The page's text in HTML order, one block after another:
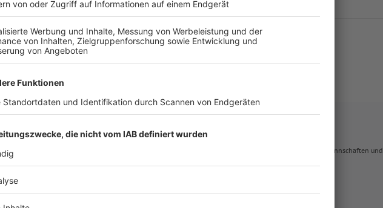
MAIL
Nach der Registrierung kannst du dir Favoriten setzen. So bist du ganz nah an deinen Lieblingsspielern, Mannschaften und
Ligen, die dann direkt hier angezeigt werden.